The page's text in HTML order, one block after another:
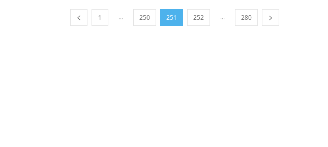
1 ... 250 251 252 ... 280